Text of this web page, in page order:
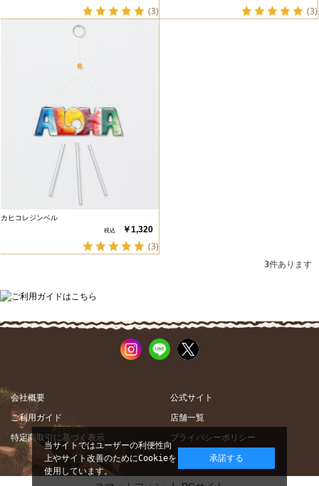
(3) (3)
カヒコレジンベル
￥1,320
(3)
3件あります
会社概要
公式サイト
ご利用ガイド
店舗一覧
特定商取引に基づく表示
プライバシーポリシー
当サイトではユーザーの利便性向
上やサイト改善のためにCookieを
使用しています。
承諾する